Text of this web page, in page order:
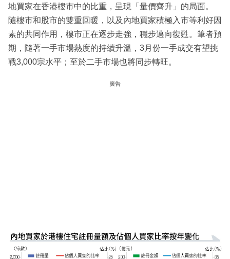
地買家在香港樓市中的比重，呈現「量價齊升」的局面。
隨樓市和股市的雙重回暖，以及內地買家積極入市等利好因
素的共同作用，樓市正在逐步走強，穩步邁向復甦。筆者預
期，隨著一手市場熱度的持續升溫，3月份一手成交有望挑
戰3,000宗水平；至於二手市場也將同步轉旺。
廣告